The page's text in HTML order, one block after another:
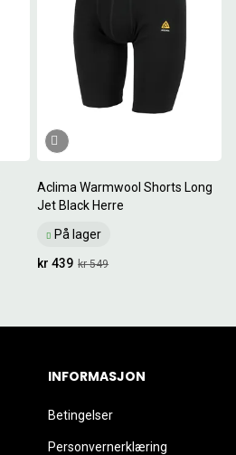
Aclima Warmwool Shorts Long
Jet Black Herre
På lager
kr 549
kr 439
INFORMASJON
Betingelser
Personvernerklæring